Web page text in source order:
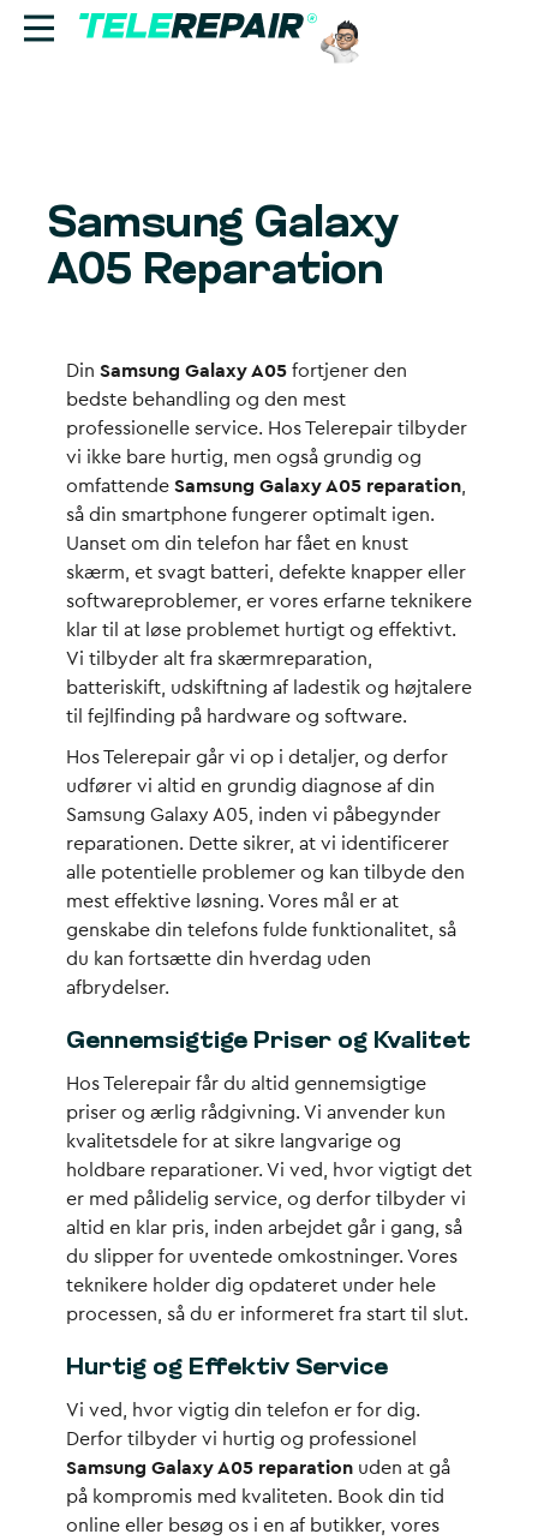
Find butik
Ring til os:
+45 70 60 55 90
Samsung Galaxy
A05 Reparation
Din Samsung Galaxy A05 fortjener den
bedste behandling og den mest
professionelle service. Hos Telerepair tilbyder
vi ikke bare hurtig, men også grundig og
omfattende Samsung Galaxy A05 reparation
så din smartphone fungerer optimalt igen.
Uanset om din telefon har fået en knust
skærm, et svagt batteri, defekte knapper eller
softwareproblemer, er vores erfarne teknikere
klar til at løse problemet hurtigt og effektivt.
Vi tilbyder alt fra skærmreparation,
batteriskift, udskiftning af ladestik og højtalere
til fejlfinding på hardware og software.
Hos Telerepair går vi op i detaljer, og derfor
udfører vi altid en grundig diagnose af din
Samsung Galaxy A05, inden vi påbegynder
reparationen. Dette sikrer, at vi identificerer
alle potentielle problemer og kan tilbyde den
mest effektive løsning. Vores mål er at
genskabe din telefons fulde funktionalitet, så
du kan fortsætte din hverdag uden
afbrydelser.
Gennemsigtige Priser og Kvalitet
Hos Telerepair får du altid gennemsigtige
priser og ærlig rådgivning. Vi anvender kun
kvalitetsdele for at sikre langvarige og
holdbare reparationer. Vi ved, hvor vigtigt det
er med pålidelig service, og derfor tilbyder vi
altid en klar pris, inden arbejdet går i gang, så
du slipper for uventede omkostninger. Vores
teknikere holder dig opdateret under hele
processen, så du er informeret fra start til slut.
Hurtig og Effektiv Service
Vi ved, hvor vigtig din telefon er for dig.
Derfor tilbyder vi hurtig og professionel
Samsung Galaxy A05 reparation uden at gå
på kompromis med kvaliteten. Book din tid
online eller besøg os i en af butikker, vores